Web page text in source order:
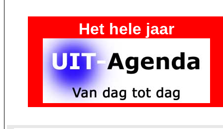
Het hele jaar